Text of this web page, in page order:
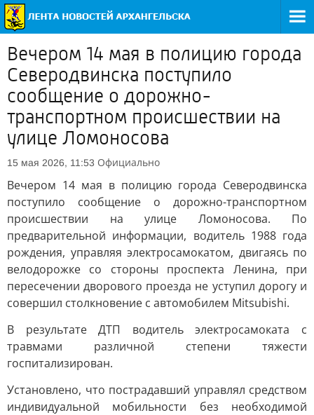
Вечером 14 мая в полицию города
Северодвинска поступило
сообщение о дорожно-
транспортном происшествии на
улице Ломоносова
15 мая 2026, 11:53 Официально
Вечером 14 мая в полицию города Северодвинска
поступило сообщение о дорожно-транспортном
происшествии на улице Ломоносова. По
предварительной информации, водитель 1988 года
рождения, управляя электросамокатом, двигаясь по
велодорожке со стороны проспекта Ленина, при
пересечении дворового проезда не уступил дорогу и
совершил столкновение с автомобилем Mitsubishi.
В результате ДТП водитель электросамоката с
травмами различной степени тяжести
госпитализирован.
Установлено, что пострадавший управлял средством
индивидуальной мобильности без необходимой